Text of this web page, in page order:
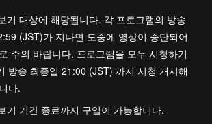
기 대상에 해당됩니다. 각 프로그램의 방송
(JST)가 지나면 도중에 영상이 중단되어
주의 바랍니다. 프로그램을 모두 시청하기
방송 최종일 21:00 (JST) 까지 시청 개시해
다.
기 기간 종료까지 구입이 가능합니다.